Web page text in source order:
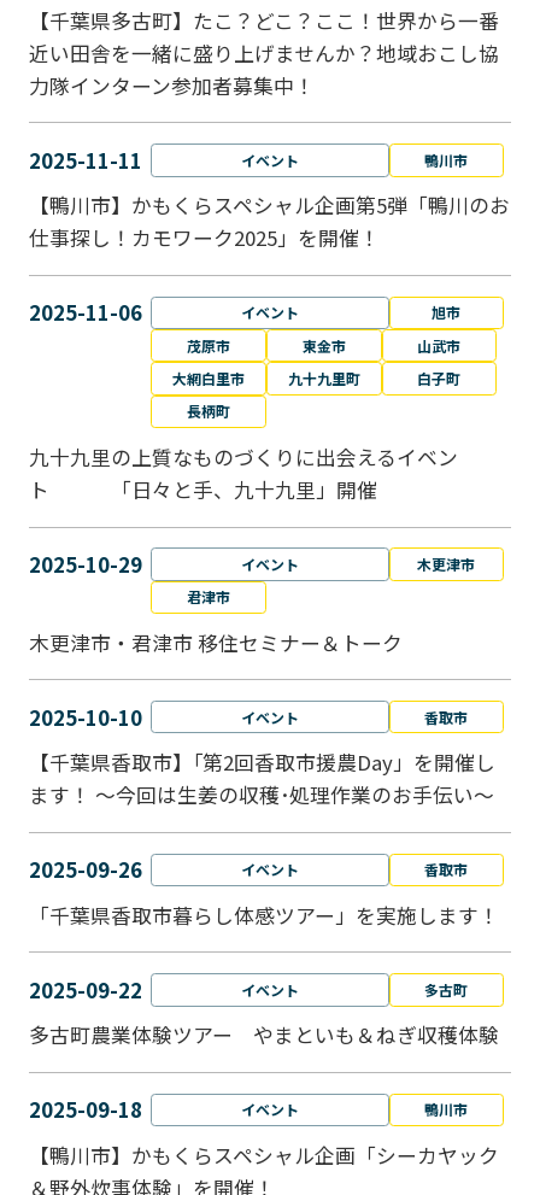
【千葉県多古町】たこ？どこ？ここ！世界から一番
近い田舎を一緒に盛り上げませんか？地域おこし協
力隊インターン参加者募集中！
2025-11-11 イベント 鴨川市
【鴨川市】かもくらスペシャル企画第5弾「鴨川のお
仕事探し！カモワーク2025」を開催！
2025-11-06 イベント
旭市
茂原市
東金市
山武市
大網白里市
九十九里町
白子町
長柄町
九十九里の上質なものづくりに出会えるイベン
ト 「日々と手、九十九里」開催
2025-10-29 イベント
木更津市
君津市
木更津市・君津市 移住セミナー＆トーク
2025-10-10 イベント 香取市
【千葉県香取市】｢第2回香取市援農Day」を開催し
ます！ ～今回は生姜の収穫･処理作業のお手伝い～
2025-09-26 イベント 香取市
「千葉県香取市暮らし体感ツアー」を実施します！
2025-09-22 イベント 多古町
多古町農業体験ツアー やまといも＆ねぎ収穫体験
2025-09-18 イベント 鴨川市
【鴨川市】かもくらスペシャル企画「シーカヤック
＆野外炊事体験」を開催！